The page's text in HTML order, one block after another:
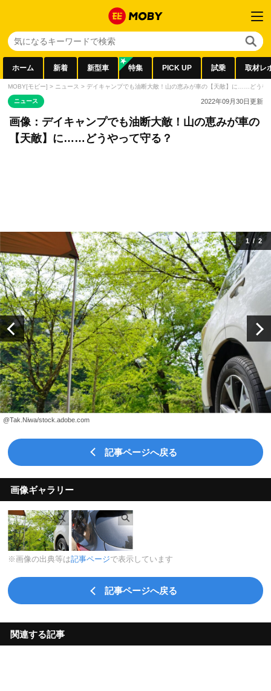
ホーム 新着 新型車 特集 PICK UP 試乗 取材レ
MOBY[モビー] > ニュース > デイキャンプでも油断大敵！山の恵みが車の【天敵】に……どうや
ニュース 2022年09月30日更新
画像：デイキャンプでも油断大敵！山の恵みが車の
【天敵】に……どうやって守る？
1/2
記事ページへ戻る
画像ギャラリー
※画像の出典等は記事ページで表示しています
記事ページへ戻る
関連する記事